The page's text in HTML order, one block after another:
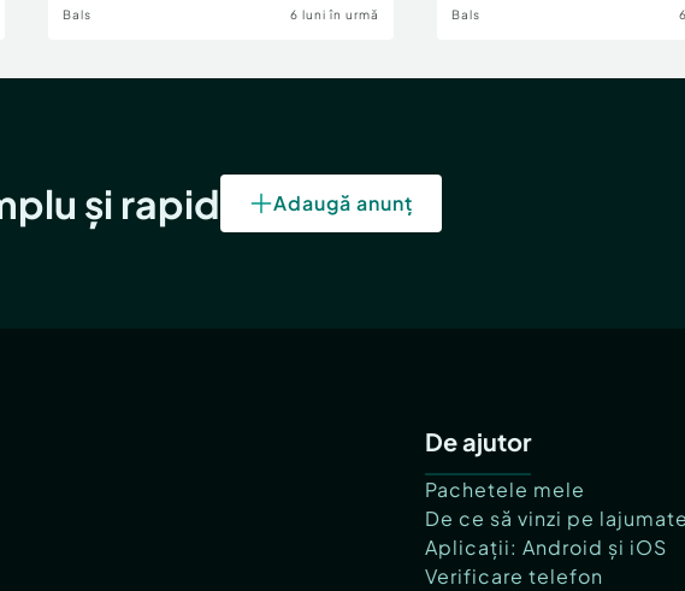
Bals 6 luni în urmă Bals
și rapid Adaugă anunț
De ajutor
Pachetele mele
De ce să vinzi pe
Aplicații: Android și iOS
Verificare telefon